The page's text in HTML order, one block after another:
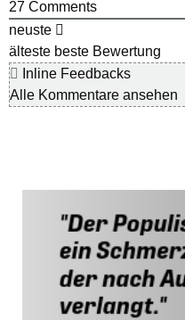
27 Comments
neuste
älteste beste Bewertung
Inline Feedbacks
Alle Kommentare ansehen